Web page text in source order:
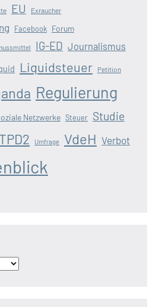
EU Exraucher
Facebook Forum
IG-ED Journalismus
Liquidsteuer Petition
Regulierung
Netzwerke Steuer Studie
TPD2 Umfrage VdeH Verbot